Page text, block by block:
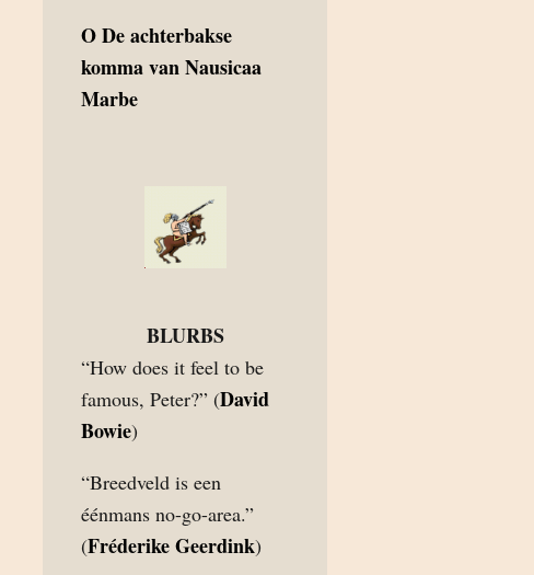
ODe achterbakse
komma van Nausicaa
Marbe
BLURBS
“How does it feel to be
famous, Peter?” (David
Bowie)
“Breedveld is een
éénmans no-go-area.”
(Fréderike Geerdink)